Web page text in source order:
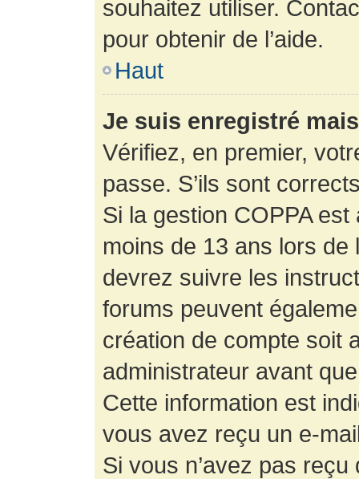
souhaitez utiliser.
pour obtenir de l’aide.
Haut
Je suis enregistré
Vérifiez, en premier,
passe. S’ils sont
Si la gestion COPPA
moins de 13 ans lors de
devrez suivre les
forums peuvent
création de compte soit
administrateur avant
Cette information est
vous avez reçu un e-
Si vous n’avez pas